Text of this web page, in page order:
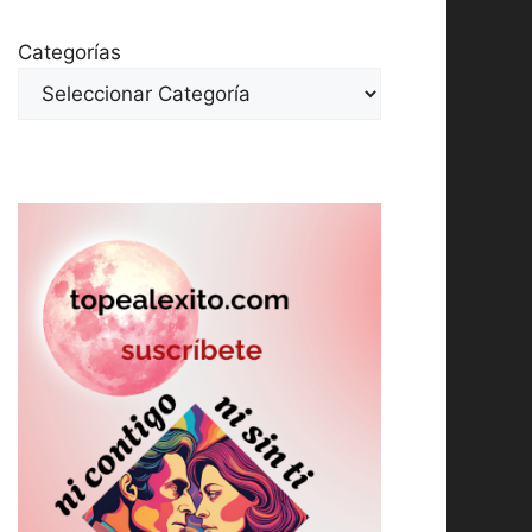
Categorías